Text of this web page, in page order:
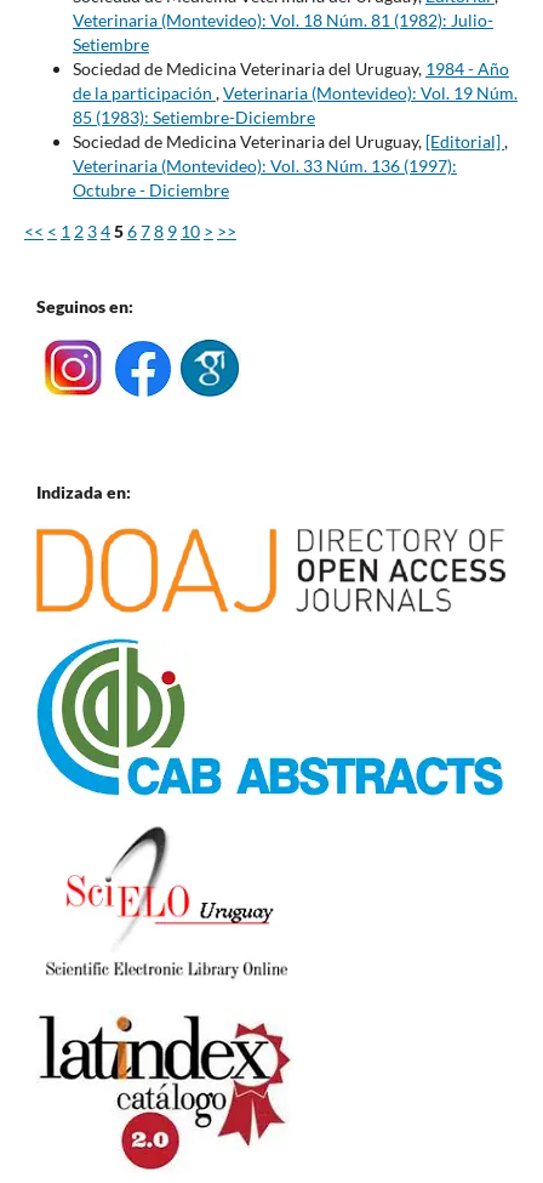
Veterinaria (Montevideo): Vol. 18 Núm. 81 (1982): Julio-
Setiembre
Sociedad de Medicina Veterinaria del Uruguay, 1984 - Año
de la participación ,Veterinaria (Montevideo): Vol. 19 Núm.
85 (1983): Setiembre-Diciembre
Sociedad de Medicina Veterinaria del Uruguay, [Editorial],
Veterinaria (Montevideo): Vol. 33 Núm. 136 (1997):
Octubre - Diciembre
<< < 1 2 345678 9 10 > >>
Seguinos en:
Indizada en: